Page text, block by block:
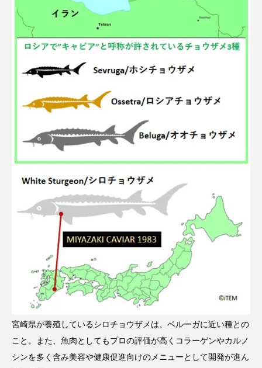
宮崎県が養殖しているシロチョウザメは、ベルーガに近い種との
こと。また、魚肉としてもプロの評価が高くコラーゲンやカルノ
シンを多く含み美容や健康促進向けのメニューとして開発が進ん